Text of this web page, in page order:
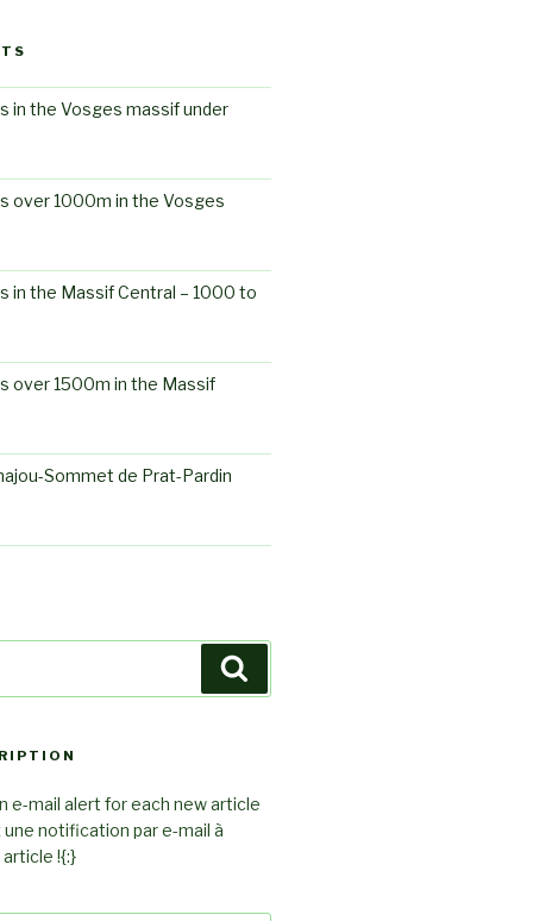
in the Vosges massif under
over 1000m in the Vosges
in the Massif Central – 1000 to
over 1500m in the Massif
Sommet de Prat-Pardin
e-mail alert for each new article
une notification par e-mail à
!{:}